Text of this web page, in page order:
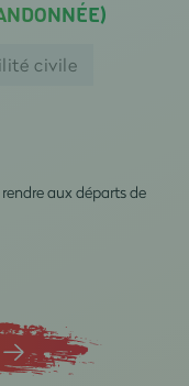
civile
aux départs de